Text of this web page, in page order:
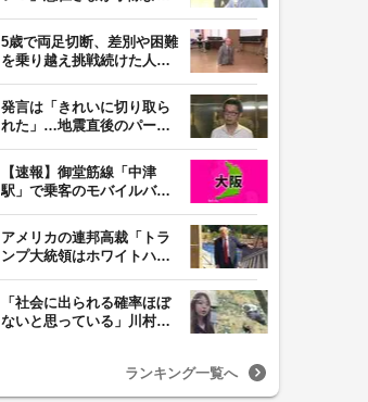
5歳で両足切断、差別や困難
を乗り越え挑戦続けた人
発言は「きれいに切り取ら
れた」…地震直後のパーテ
【速報】御堂筋線「中津
駅」で乗客のモバイルバッ
アメリカの連邦高裁「トラ
ンプ大統領はホワイトハウ
「社会に出られる確率ほぼ
ないと思っている」川村葉
ランキング一覧へ